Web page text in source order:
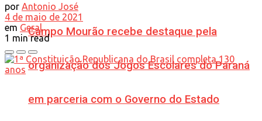
Campo Mourão recebe destaque pela
organização dos Jogos Escolares do Paraná
em parceria com o Governo do Estado
por Antonio José
4 de maio de 2021
em Geral
1 min read